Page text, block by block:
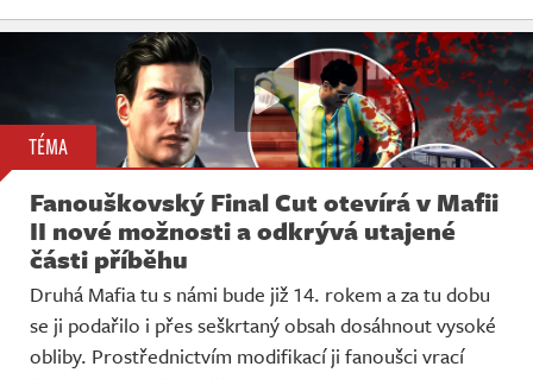
TÉMA
Fanouškovský Final Cut otevírá v Mafii
II nové možnosti a odkrývá utajené
části příběhu
Druhá Mafia tu s námi bude již 14. rokem a za tu dobu
se ji podařilo i přes seškrtaný obsah dosáhnout vysoké
obliby. Prostřednictvím modifikací ji fanoušci vrací